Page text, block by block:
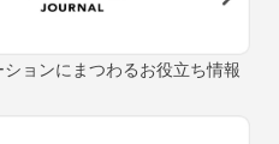
ョンにまつわるお役立ち情報